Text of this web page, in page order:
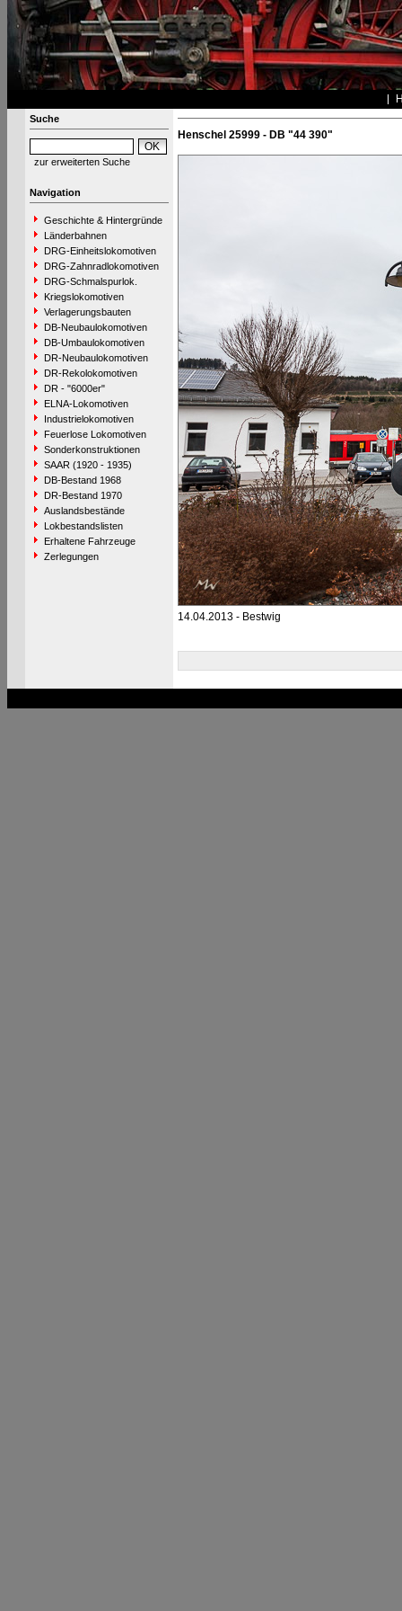
Suche
zur erweiterten Suche
Navigation
Geschichte & Hintergründe
Länderbahnen
DRG-Einheitslokomotiven
DRG-Zahnradlokomotiven
DRG-Schmalspurlok.
Kriegslokomotiven
Verlagerungsbauten
DB-Neubaulokomotiven
DB-Umbaulokomotiven
DR-Neubaulokomotiven
DR-Rekolokomotiven
DR - "6000er"
ELNA-Lokomotiven
Industrielokomotiven
Feuerlose Lokomotiven
Sonderkonstruktionen
SAAR (1920 - 1935)
DB-Bestand 1968
DR-Bestand 1970
Auslandsbestände
Lokbestandslisten
Erhaltene Fahrzeuge
Zerlegungen
Henschel 25999 - DB "44 390"
14.04.2013 - Bestwig